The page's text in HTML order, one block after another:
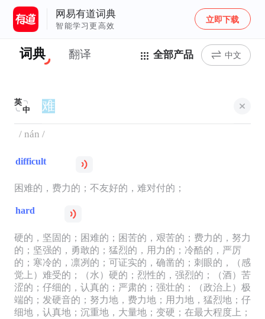
网易有道词典
智能学习更高效
立即下载
词典 翻译 全部产品 中文
英
中
/ nán /
difficult
困难的，费力的；不友好的，难对付的；
hard
硬的，坚固的；困难的；困苦的，艰苦的；费力的，努力
的；坚强的，勇敢的；猛烈的，用力的；冷酷的，严厉
的；寒冷的，凛冽的；可证实的，确凿的；刺眼的，（感
觉上）难受的；（水）硬的；烈性的，强烈的；（酒）苦
涩的；仔细的，认真的；严肃的；强壮的；（政治上）极
端的；发硬音的；努力地，费力地；用力地，猛烈地；仔
细地，认真地；沉重地，大量地；变硬；在最大程度上；